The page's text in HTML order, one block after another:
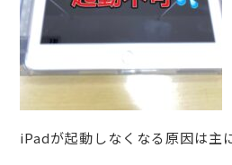
iPadが起動しなくなる原因は主